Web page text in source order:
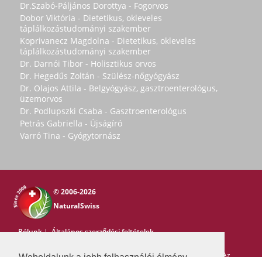
Dr.Szabó-Páljános Dorottya - Fogorvos
Dobor Viktória - Dietetikus, okleveles
táplálkozástudományi szakember
Koprivanecz Magdolna - Dietetikus, okleveles
táplálkozástudományi szakember
Dr. Darnói Tibor - Holisztikus orvos
Dr. Hegedűs Zoltán - Szülész-nőgyógyász
Dr. Olajos Attila - Belgyógyász, gasztroenterológus,
üzemorvos
Dr. Podlupszki Csaba - Gasztroenterológus
Petrás Gabriella - Újságíró
Varró Tina - Gyógytornász
© 2006-2026
NaturalSwiss
Rólunk|Általános szerződési feltételek